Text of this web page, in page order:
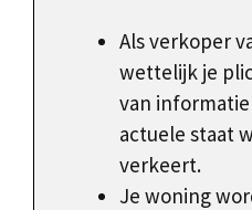
Als verkoper
wettelijk je
van
actuele staat
verkeert.
Je woning